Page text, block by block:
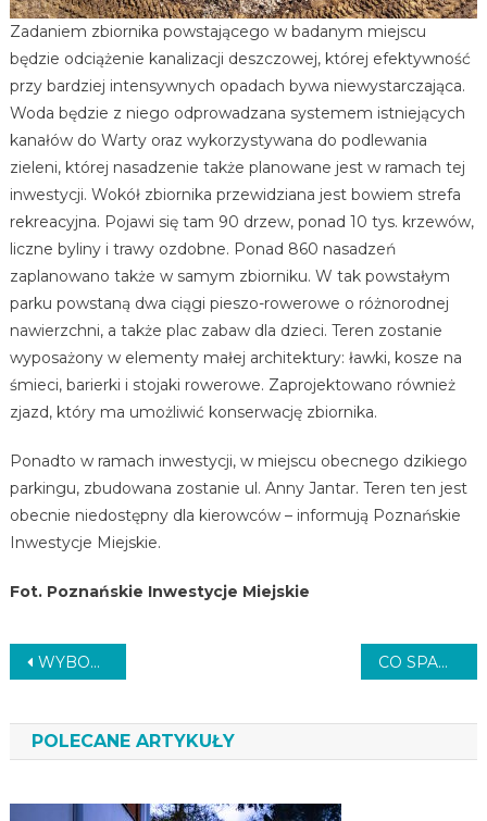
Zadaniem zbiornika powstającego w badanym miejscu
będzie odciążenie kanalizacji deszczowej, której efektywność
przy bardziej intensywnych opadach bywa niewystarczająca.
Woda będzie z niego odprowadzana systemem istniejących
kanałów do Warty oraz wykorzystywana do podlewania
zieleni, której nasadzenie także planowane jest w ramach tej
inwestycji. Wokół zbiornika przewidziana jest bowiem strefa
rekreacyjna. Pojawi się tam 90 drzew, ponad 10 tys. krzewów,
liczne byliny i trawy ozdobne. Ponad 860 nasadzeń
zaplanowano także w samym zbiorniku. W tak powstałym
parku powstaną dwa ciągi pieszo-rowerowe o różnorodnej
nawierzchni, a także plac zabaw dla dzieci. Teren zostanie
wyposażony w elementy małej architektury: ławki, kosze na
śmieci, barierki i stojaki rowerowe. Zaprojektowano również
zjazd, który ma umożliwić konserwację zbiornika.
Ponadto w ramach inwestycji, w miejscu obecnego dzikiego
parkingu, zbudowana zostanie ul. Anny Jantar. Teren ten jest
obecnie niedostępny dla kierowców – informują Poznańskie
Inwestycje Miejskie.
Fot. Poznańskie Inwestycje Miejskie
Nawigacja
WYBORY DO RAD OSIEDLI CO SPADŁO Z KOSMOSU?
POLECANE ARTYKUŁY